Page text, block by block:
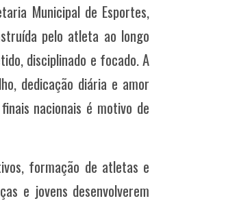
Municipal de Esportes,
pelo atleta ao longo
disciplinado e focado. A
dedicação diária e amor
nacionais é motivo de
formação de atletas e
e jovens desenvolverem